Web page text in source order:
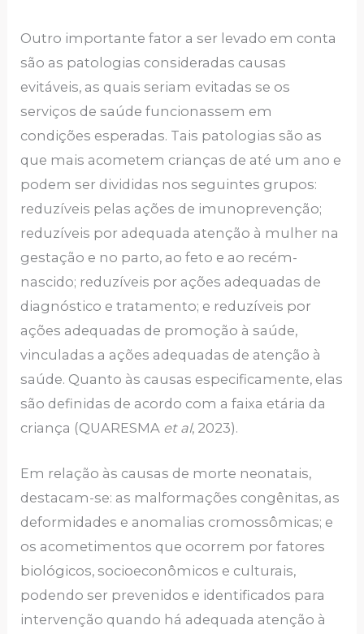
Outro importante fator a ser levado em conta
são as patologias consideradas causas
evitáveis, as quais seriam evitadas se os
serviços de saúde funcionassem em
condições esperadas. Tais patologias são as
que mais acometem crianças de até um ano e
podem ser divididas nos seguintes grupos:
reduzíveis pelas ações de imunoprevenção;
reduzíveis por adequada atenção à mulher na
gestação e no parto, ao feto e ao recém-
nascido; reduzíveis por ações adequadas de
diagnóstico e tratamento; e reduzíveis por
ações adequadas de promoção à saúde,
vinculadas a ações adequadas de atenção à
saúde. Quanto às causas especificamente, elas
são definidas de acordo com a faixa etária da
criança (QUARESMA et al, 2023).
Em relação às causas de morte neonatais,
destacam-se: as malformações congênitas, as
deformidades e anomalias cromossômicas; e
os acometimentos que ocorrem por fatores
biológicos, socioeconômicos e culturais,
podendo ser prevenidos e identificados para
intervenção quando há adequada atenção à